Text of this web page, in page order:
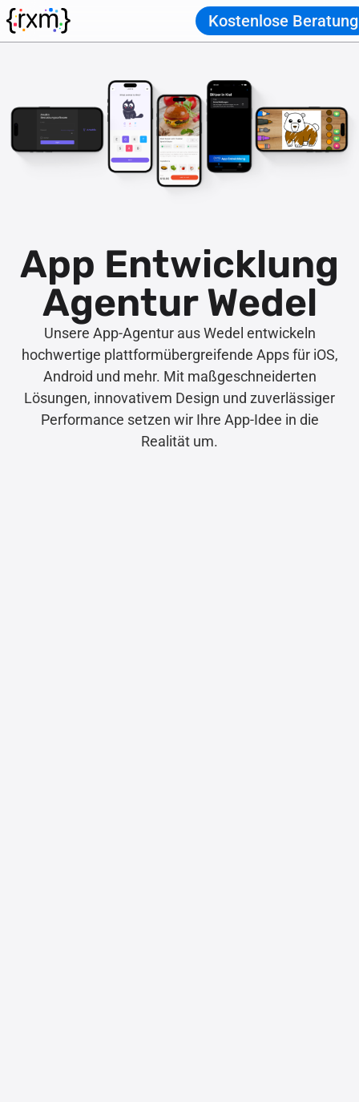
Kostenlose Beratung
App Entwicklung
Agentur Wedel
Unsere App-Agentur aus Wedel entwickeln
hochwertige plattformübergreifende Apps für iOS,
Android und mehr. Mit maßgeschneiderten
Lösungen, innovativem Design und zuverlässiger
Performance setzen wir Ihre App-Idee in die
Realität um.